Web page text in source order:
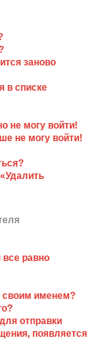
заново
в списке
не могу войти!
не могу войти!
равно
своим именем?
отправки
появляется